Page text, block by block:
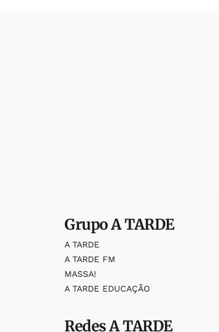
GrupoA TARDE
A TARDE
A TARDE FM
MASSA!
A TARDE EDUCAÇÃO
RedesA TARDE